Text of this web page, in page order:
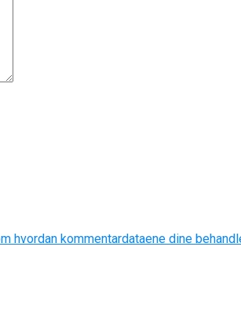
hvordan kommentardataene dine